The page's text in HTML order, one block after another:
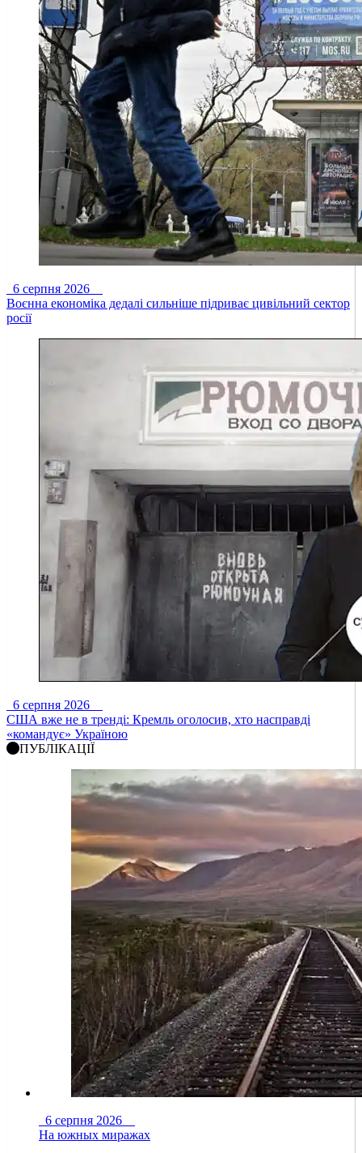
6 серпня 2026
Воєнна економіка дедалі сильніше підриває цивільний сектор
росії
6 серпня 2026
США вже не в тренді: Кремль оголосив, хто насправді
«командує» Україною
ПУБЛІКАЦІЇ
6 серпня 2026
На южных миражах